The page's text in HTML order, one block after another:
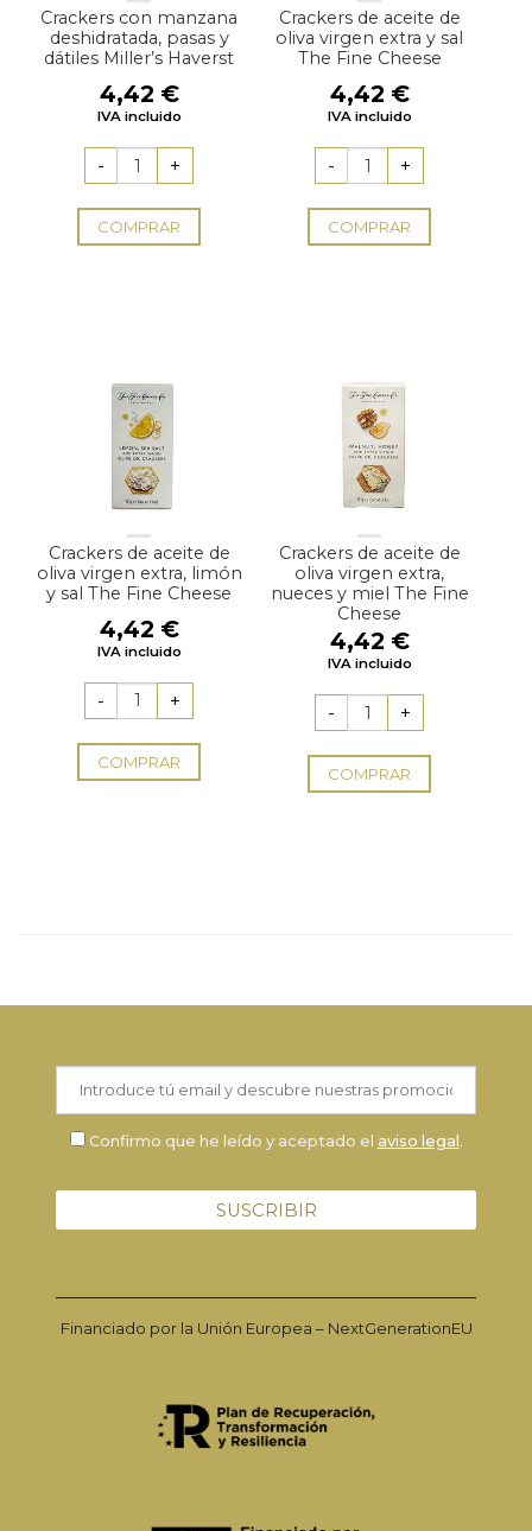
Crackers con manzana
deshidratada, pasas y
dátiles Miller’s Haverst
4,42 €
IVA incluido
COMPRAR
Crackers de aceite de
oliva virgen extra y sal
The Fine Cheese
4,42 €
IVA incluido
COMPRAR
Crackers de aceite de
oliva virgen extra, limón
y sal The Fine Cheese
4,42 €
IVA incluido
COMPRAR
Crackers de aceite de
oliva virgen extra,
nueces y miel The Fine
Cheese
4,42 €
IVA incluido
COMPRAR
Confirmo que he leído y aceptado el aviso legal.
Financiado por la Unión Europea – NextGenerationEU